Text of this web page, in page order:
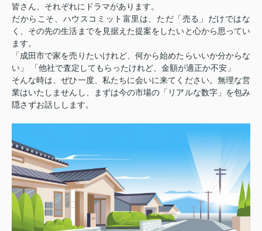
皆さん、それぞれにドラマがあります。
だからこそ、ハウスコミット富里は、ただ「売る」だけではな
く、その先の生活までを見据えた提案をしたいと心から思ってい
ます。
「成田市で家を売りたいけれど、何から始めたらいいか分からな
い」 「他社で査定してもらったけれど、金額が適正か不安」
そんな時は、ぜひ一度、私たちに会いに来てください。無理な営
業はいたしませんし、まずは今の市場の「リアルな数字」を包み
隠さずお話しします。